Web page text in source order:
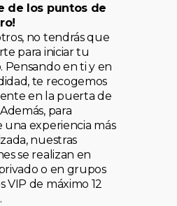
de los puntos de
no tendrás que
para iniciar tu
Pensando en ti y en
te recogemos
en la puerta de
para
experiencia más
nuestras
se realizan en
o en grupos
VIP de máximo 12